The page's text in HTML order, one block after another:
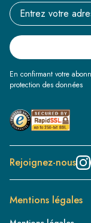
Email address
En confirmant votre
protection des données
Rejoignez-nous
Mentions légales